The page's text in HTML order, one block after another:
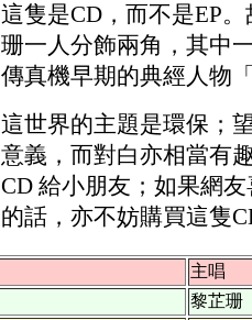
這隻是CD，而不是EP
珊一人分飾兩角，其中
傳真機早期的典經人物
這世界的主題是環保；
意義，而對白亦相當有
CD 給小朋友；如果網
的話，亦不妨購買這隻
主唱
黎芷珊